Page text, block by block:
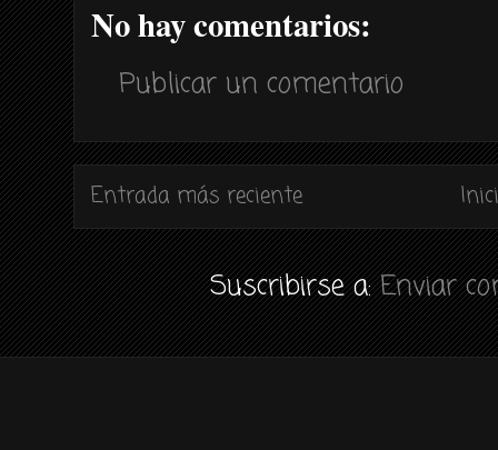
No hay comentarios:
Publicar un comentario
Entrada más reciente
Suscribirse a:Enviar